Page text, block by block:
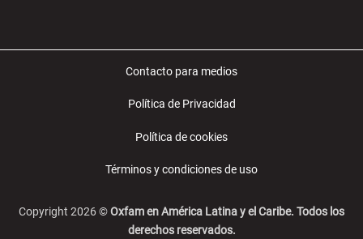
Contacto para medios
Política de Privacidad
Política de cookies
Términos y condiciones de uso
Copyright 2026 ©Oxfam en América Latina y el Caribe. Todos los
derechos reservados.